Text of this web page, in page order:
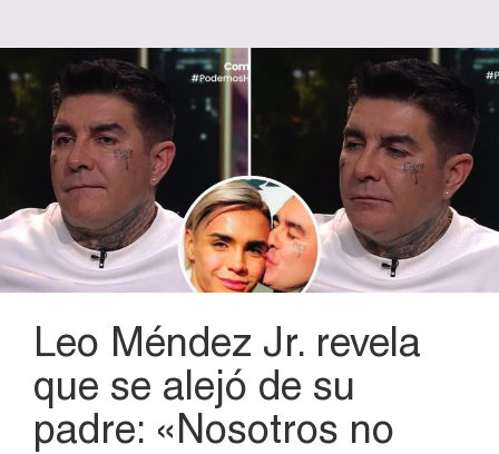
Leo Méndez Jr. revela
que se alejó de su
padre: «Nosotros no